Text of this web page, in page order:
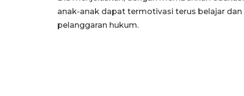
anak-anak dapat termotivasi terus belajar
pelanggaran hukum.